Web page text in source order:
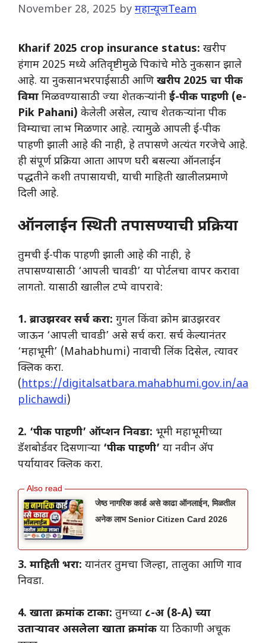
November 28, 2025 by महान्यूजTeam
Kharif 2025 crop insurance status: खरीप
हंगाम 2025 मध्ये अतिवृष्टीमुळे पिकांचे मोठे नुकसान झाले
आहे. या नुकसानभरपाईसाठी आणि खरीप 2025 चा पीक
विमा मिळवण्यासाठी ज्या शेतकऱ्यांनी ई-पीक पाहणी (e-
Pik Pahani) केलेली असेल, त्याच शेतकऱ्यांना पीक
विम्याचा लाभ मिळणार आहे. त्यामुळे आपली ई-पीक
पाहणी झाली आहे की नाही, हे तपासणे अत्यंत गरजेचे आहे.
ही संपूर्ण प्रक्रिया आता आपण घरी बसल्या ऑनलाईन
पद्धतीने कशी तपासायची, याची माहिती खालीलप्रमाणे
दिली आहे.
ऑनलाईन स्थिती तपासण्याची प्रक्रिया
तुमची ई-पीक पाहणी झाली आहे की नाही, हे
तपासण्यासाठी ‘आपली चावडी’ या पोर्टलचा वापर करावा
लागतो. यासाठी खालील टप्पे वापरावे:
1. ब्राउझरवर सर्च करा: गुगल किंवा क्रोम ब्राउझरवर
जाऊन ‘आपली चावडी’ असे सर्च करा. सर्च केल्यानंतर
‘महाभूमी’ (Mahabhumi) नावाची लिंक दिसेल, त्यावर
क्लिक करा.
(https://digitalsatbara.mahabhumi.gov.in/aa
plichawdi)
2. ‘पीक पाहणी’ ऑप्शन निवडा: भूमी महाभूमीच्या
डॅशबोर्डवर दिसणाऱ्या ‘पीक पाहणी’ या नवीन ॲप
पर्यायावर क्लिक करा.
जेष्ठ नागरिक कार्ड असे काढा ऑनलाईन, मिळतील
अनेक लाभ Senior Citizen Card 2026
3. माहिती भरा: यानंतर तुमचा जिल्हा, तालुका आणि गाव
निवडा.
4. खाता क्रमांक टाका: तुमच्या ८-अ (8-A) च्या
उताऱ्यावर असलेला खाता क्रमांक या ठिकाणी अचूक